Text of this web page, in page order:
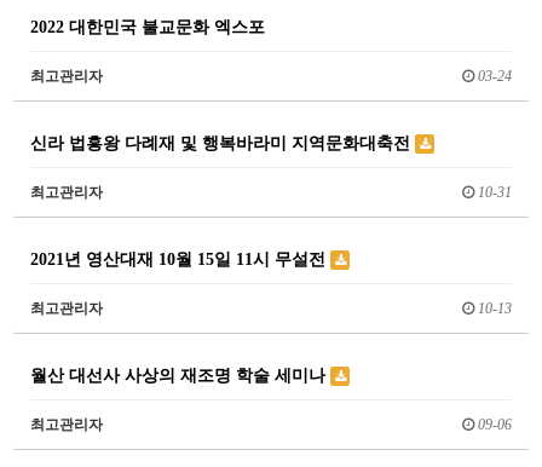
2022 대한민국 불교문화 엑스포
최고관리자 03-24
신라 법흥왕 다례재 및 행복바라미 지역문화대축전
최고관리자 10-31
2021년 영산대재 10월 15일 11시 무설전
최고관리자 10-13
월산 대선사 사상의 재조명 학술 세미나
최고관리자 09-06